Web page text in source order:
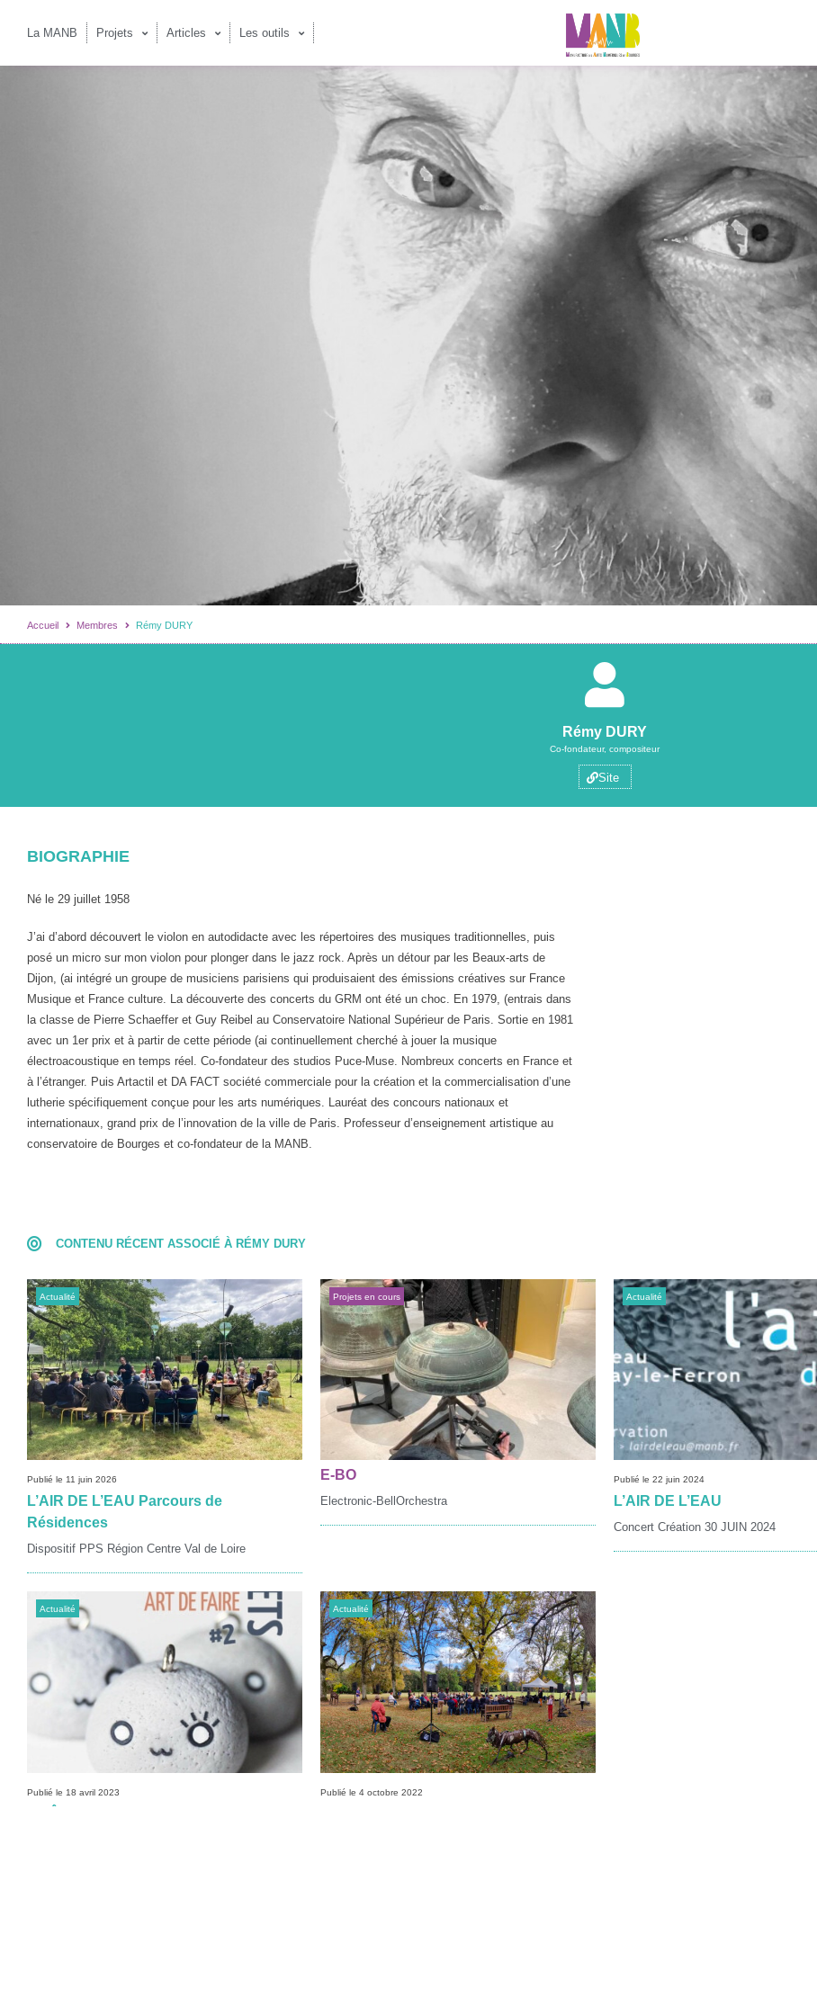
La MANB Projets Articles Les outils
Accueil Membres Rémy DURY
Rémy DURY
Co-fondateur, compositeur
Site
BIOGRAPHIE
Né le 29 juillet 1958
J’ai d’abord découvert le violon en autodidacte avec les répertoires des musiques traditionnelles, puis
posé un micro sur mon violon pour plonger dans le jazz rock. Après un détour par les Beaux-arts de
Dijon, (ai intégré un groupe de musiciens parisiens qui produisaient des émissions créatives sur France
Musique et France culture. La découverte des concerts du GRM ont été un choc. En 1979, (entrais dans
la classe de Pierre Schaeffer et Guy Reibel au Conservatoire National Supérieur de Paris. Sortie en 1981
avec un 1er prix et à partir de cette période (ai continuellement cherché à jouer la musique
électroacoustique en temps réel. Co-fondateur des studios Puce-Muse. Nombreux concerts en France et
à l’étranger. Puis Artactil et DA FACT société commerciale pour la création et la commercialisation d’une
lutherie spécifiquement conçue pour les arts numériques. Lauréat des concours nationaux et
internationaux, grand prix de l’innovation de la ville de Paris. Professeur d’enseignement artistique au
conservatoire de Bourges et co-fondateur de la MANB.
CONTENU RÉCENT ASSOCIÉ À RÉMY DURY
Actualité
Publié le 11 juin 2026
L’AIR DE L’EAU Parcours de
Résidences
Dispositif PPS Région Centre Val de Loire
Projets en cours
E-BO
Electronic-BellOrchestra
Actualité
Publié le 22 juin 2024
L’AIR DE L’EAU
Concert Création 30 JUIN 2024
Actualité
Publié le 18 avril 2023
Actualité
Publié le 4 octobre 2022